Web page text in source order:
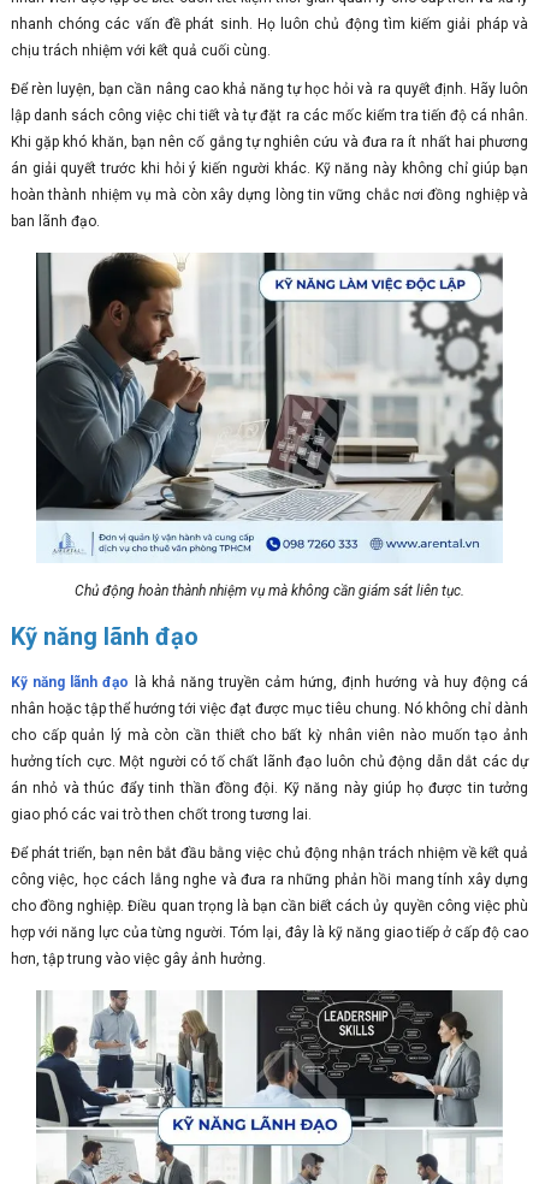
nhanh chóng các vấn đề phát sinh. Họ luôn chủ động tìm kiếm giải pháp và
chịu trách nhiệm với kết quả cuối cùng.
Để rèn luyện, bạn cần nâng cao khả năng tự học hỏi và ra quyết định. Hãy luôn
lập danh sách công việc chi tiết và tự đặt ra các mốc kiểm tra tiến độ cá nhân.
Khi gặp khó khăn, bạn nên cố gắng tự nghiên cứu và đưa ra ít nhất hai phương
án giải quyết trước khi hỏi ý kiến người khác. Kỹ năng này không chỉ giúp bạn
hoàn thành nhiệm vụ mà còn xây dựng lòng tin vững chắc nơi đồng nghiệp và
ban lãnh đạo.
Chủ động hoàn thành nhiệm vụ mà không cần giám sát liên tục.
Kỹ năng lãnh đạo
Kỹ năng lãnh đạo là khả năng truyền cảm hứng, định hướng và huy động cá
nhân hoặc tập thể hướng tới việc đạt được mục tiêu chung. Nó không chỉ dành
cho cấp quản lý mà còn cần thiết cho bất kỳ nhân viên nào muốn tạo ảnh
hưởng tích cực. Một người có tố chất lãnh đạo luôn chủ động dẫn dắt các dự
án nhỏ và thúc đẩy tinh thần đồng đội. Kỹ năng này giúp họ được tin tưởng
giao phó các vai trò then chốt trong tương lai.
Để phát triển, bạn nên bắt đầu bằng việc chủ động nhận trách nhiệm về kết quả
công việc, học cách lắng nghe và đưa ra những phản hồi mang tính xây dựng
cho đồng nghiệp. Điều quan trọng là bạn cần biết cách ủy quyền công việc phù
hợp với năng lực của từng người. Tóm lại, đây là kỹ năng giao tiếp ở cấp độ cao
hơn, tập trung vào việc gây ảnh hưởng.